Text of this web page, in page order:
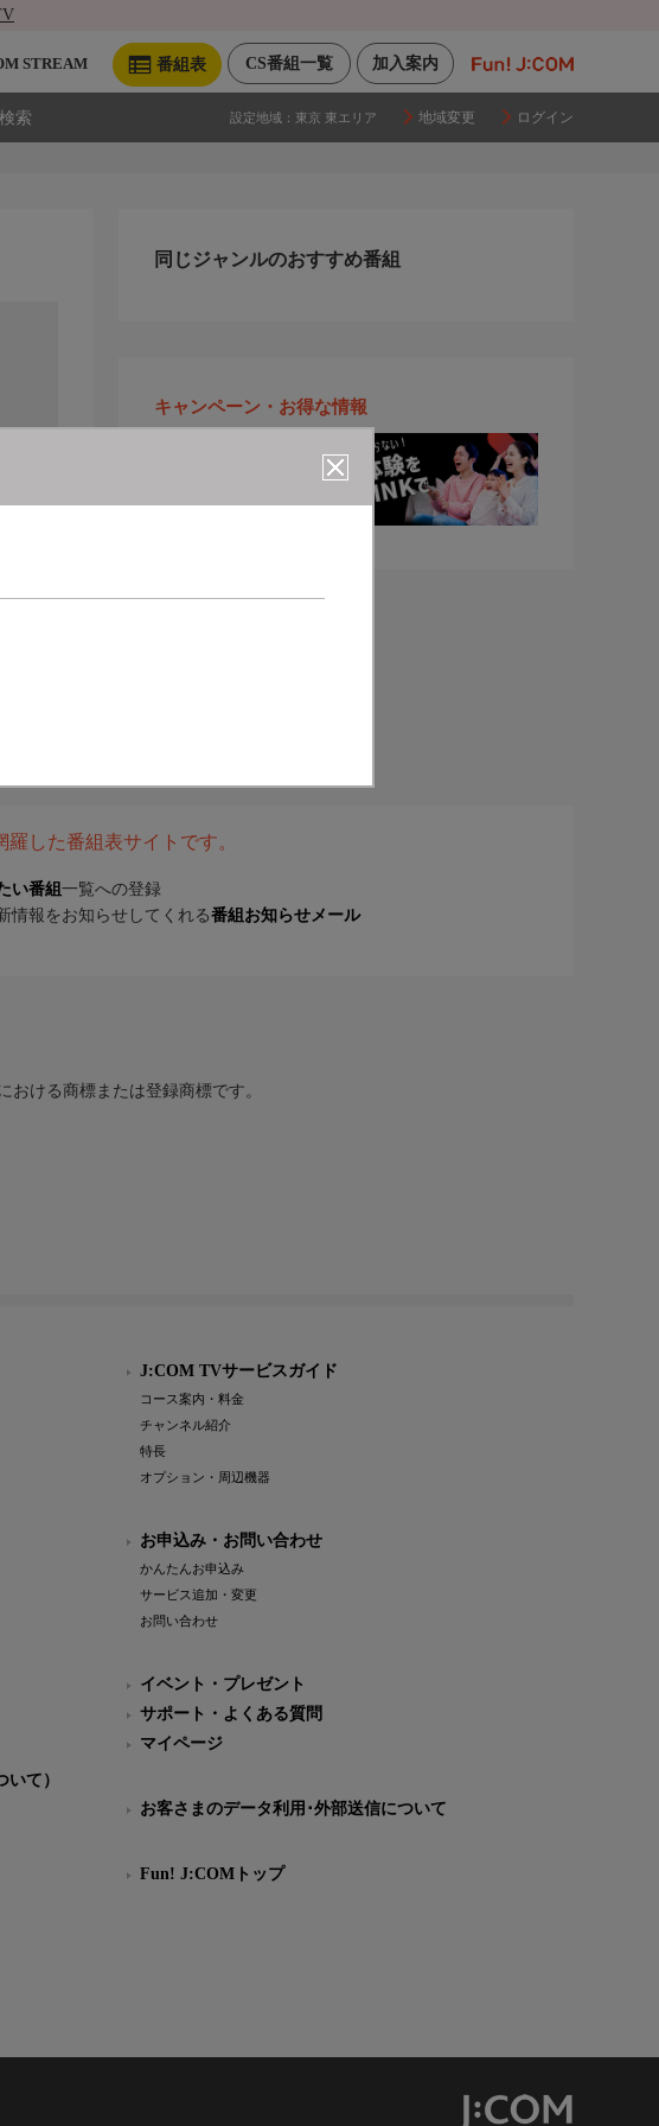
加入案内
CS番組一覧
番組表
STREAM
索 設定地域： 東京 東エリア 地域変更 ログイン
同じジャンルのおすすめ番組
キャンペーン・お得な情報
した番組表サイトです。
い番組一覧への登録
情報をお知らせしてくれる番組お知らせメール
ける商標または登録商標です。
いて）
J:COM TVサービスガイド
コース案内・料金
チャンネル紹介
特長
オプション・周辺機器
お申込み・お問い合わせ
かんたんお申込み
サービス追加・変更
お問い合わせ
イベント・プレゼント
サポート・よくある質問
マイページ
お客さまのデータ利用･外部送信について
Fun! J:COMトップ